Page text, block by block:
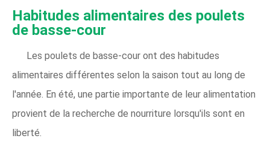
Habitudes alimentaires des poulets
de basse-cour
Les poulets de basse-cour ont des habitudes
alimentaires différentes selon la saison tout au long de
l'année. En été, une partie importante de leur alimentation
provient de la recherche de nourriture lorsqu'ils sont en
liberté.